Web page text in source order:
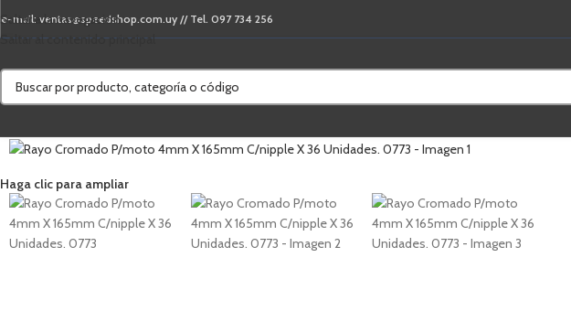
Saltar a la navegación
Saltar al contenido principal
e-mail: ventas@speedshop.com.uy // Tel. 097 734 256
Haga clic para ampliar